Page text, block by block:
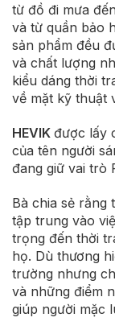
từ đồ đi mưa
và từ quần bảo
sản phẩm đều
và chất lượng
kiểu dáng thời
về mặt kỹ thuật
HEVIK được lấy
của tên người
đang giữ vai trò
Bà chia sẻ rằng
tập trung vào
trọng đến thời
họ. Dù thương
trường nhưng
và những điểm
giúp người mặc